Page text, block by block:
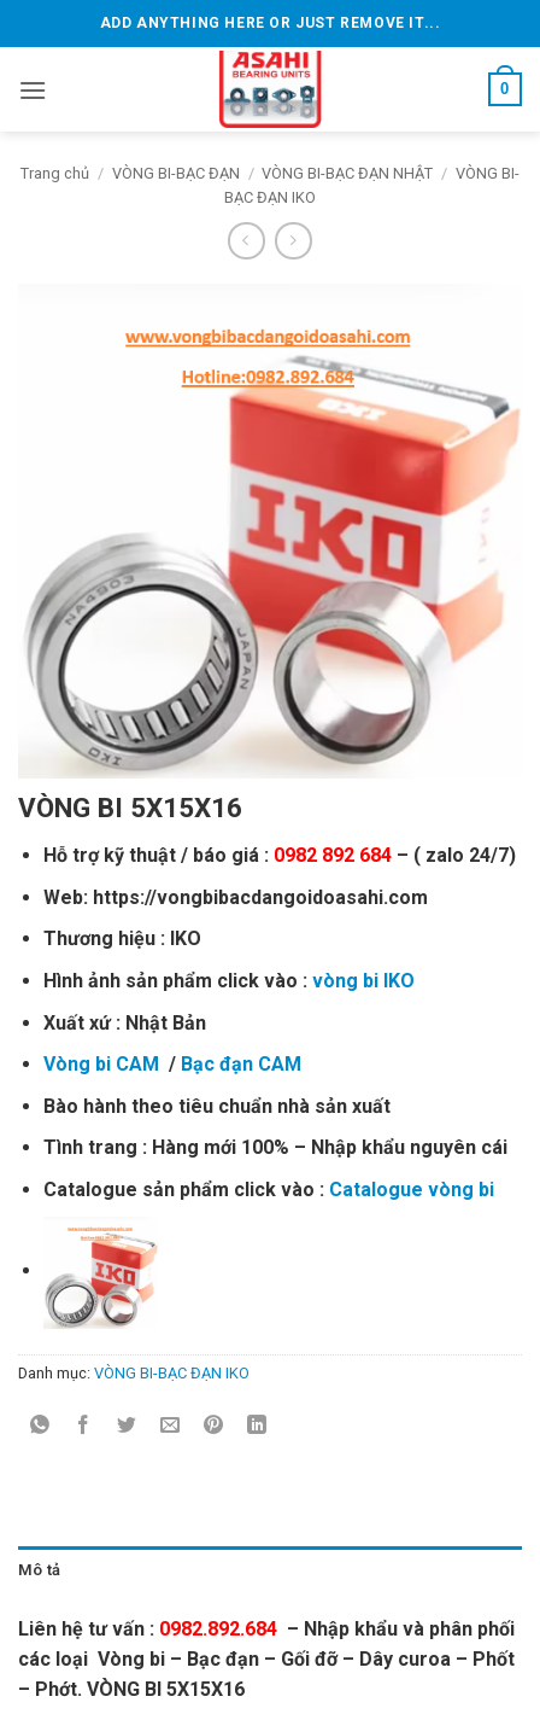
qua
dung
ADD ANYTHING HERE OR JUST REMOVE IT...
0
Trang chủ / VÒNG BI-BẠC ĐẠN / VÒNG BI-BẠC ĐẠN NHẬT / VÒNG BI-
BẠC ĐẠN IKO
VÒNG BI 5X15X16
Hỗ trợ kỹ thuật / báo giá : 0982 892 684– ( zalo 24/7)
Web: https://vongbibacdangoidoasahi.com
Thương hiệu : IKO
Hình ảnh sản phẩm click vào : vòng bi IKO
Xuất xứ : Nhật Bản
Vòng bi CAM / Bạc đạn CAM
Bào hành theo tiêu chuẩn nhà sản xuất
Tình trang : Hàng mới 100% – Nhập khẩu nguyên cái
Catalogue sản phẩm click vào : Catalogue vòng bi
Danh mục: VÒNG BI-BẠC ĐẠN IKO
Mô tả
Liên hệ tư vấn : 0982.892.684 – Nhập khẩu và phân phối
các loại Vòng bi – Bạc đạn – Gối đỡ – Dây curoa – Phốt
– Phớt. VÒNG BI 5X15X16